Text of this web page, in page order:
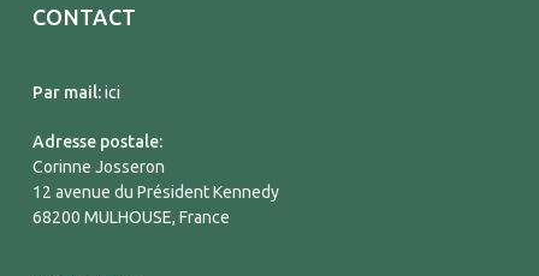
CONTACT
Par mail:ici
Adresse postale:
Corinne Josseron
12 avenue du Président Kennedy
68200 MULHOUSE, France